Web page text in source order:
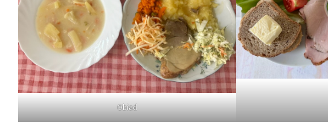
Obiad